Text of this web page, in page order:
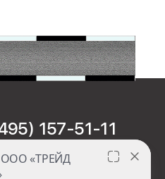
157-51-11
part.ru